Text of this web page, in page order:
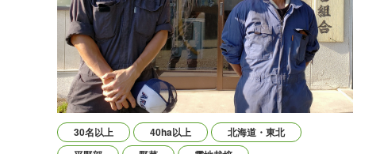
30名以上 40ha以上
北海道・東北